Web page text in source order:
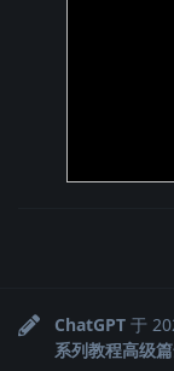
ChatGPT 于
系列教程高级